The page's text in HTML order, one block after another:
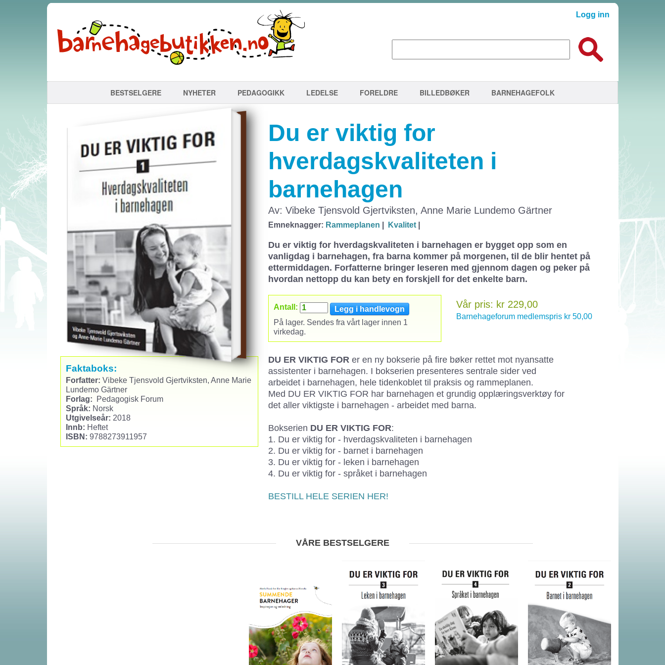
Logg inn
BESTSELGERE NYHETER PEDAGOGIKK LEDELSE FORELDRE BILLEDBØKER BARNEHAGEFOLK
Faktaboks:
Forfatter: Vibeke Tjensvold Gjertviksten, Anne Marie
Lundemo Gärtner
Forlag: Pedagogisk Forum
Språk: Norsk
Utgivelseår: 2018
Innb: Heftet
ISBN: 9788273911957
Du er viktig for
hverdagskvaliteten i
barnehagen
Av: Vibeke Tjensvold Gjertviksten, Anne Marie Lundemo Gärtner
Emneknagger: Rammeplanen Kvalitet
Du er viktig for hverdagskvaliteten i barnehagen er bygget opp som en
vanligdag i barnehagen, fra barna kommer på morgenen, til de blir hentet på
ettermiddagen. Forfatterne bringer leseren med gjennom dagen og peker på
hvordan nettopp du kan bety en forskjell for det enkelte barn.
Vår pris: kr 229,00
Barnehageforum medlemspris kr 50,00
Antall:
På lager. Sendes fra vårt lager innen 1
virkedag.
DU ER VIKTIG FOR er en ny bokserie på fire bøker rettet mot nyansatte
assistenter i barnehagen. I bokserien presenteres sentrale sider ved
arbeidet i barnehagen, hele tidenkoblet til praksis og rammeplanen.
Med DU ER VIKTIG FOR har barnehagen et grundig opplæringsverktøy for
det aller viktigste i barnehagen - arbeidet med barna.
Bokserien DU ER VIKTIG FOR:
1. Du er viktig for - hverdagskvaliteten i barnehagen
2. Du er viktig for - barnet i barnehagen
3. Du er viktig for - leken i barnehagen
4. Du er viktig for - språket i barnehagen
BESTILL HELE SERIEN HER!
VÅRE BESTSELGERE